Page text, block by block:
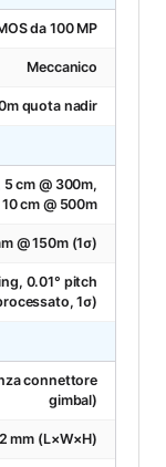
da 100 MP
Meccanico
quota nadir
5 cm @ 300m,
10 cm @ 500m
@ 150m (1σ)
0.01° pitch
1σ)
connettore
gimbal)
mm (L×W×H)